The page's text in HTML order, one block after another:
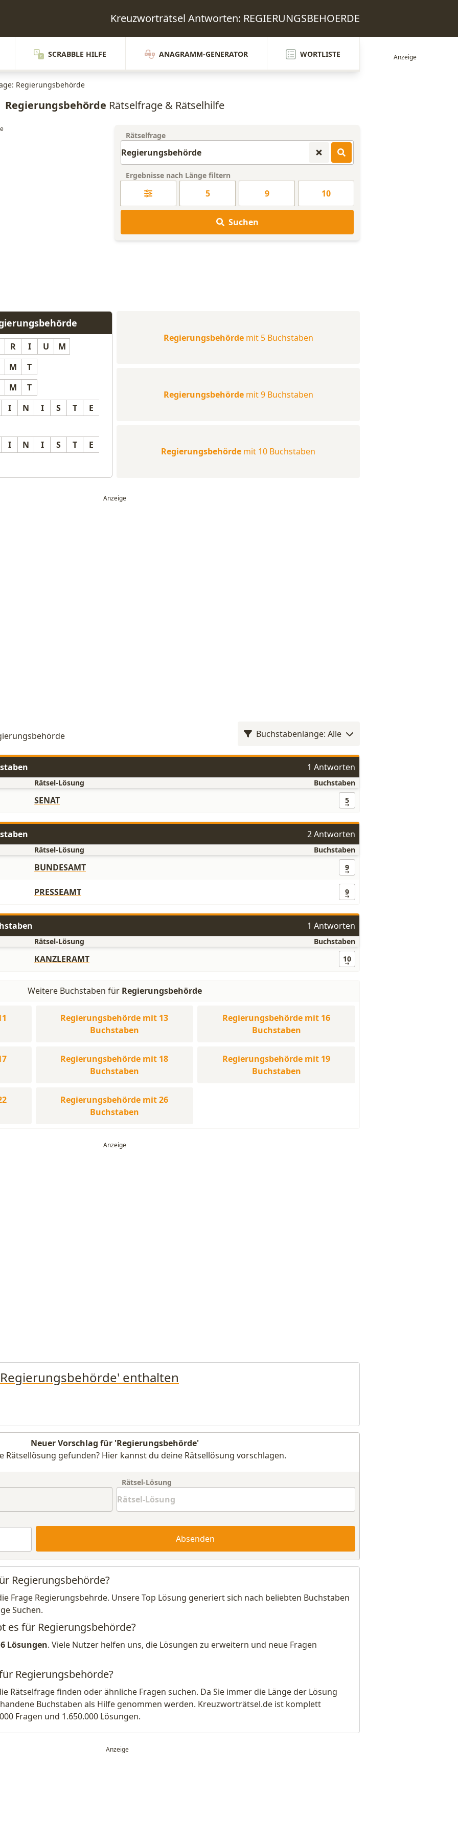
Kreuzworträtsel Antworten: REGIERUNGSBEHOERDE
SCRABBLE HILFE ANAGRAMM-GENERATOR WORTLISTE
Regierungsbehörde
Regierungsbehörde Rätselfrage & Rätselhilfe
Rätselfrage
Ergebnisse nach Länge filtern
5 9 10
Suchen
R I U M
M T
M T
I N I S T
E
I N I S T
E
Regierungsbehörde mit 5 Buchstaben
Regierungsbehörde mit 9 Buchstaben
Regierungsbehörde mit 10 Buchstaben
Buchstabenlänge: Alle
1 Antworten
Rätsel-Lösung Buchstaben
SENAT 5
2 Antworten
Rätsel-Lösung Buchstaben
BUNDESAMT 9
PRESSEAMT 9
1 Antworten
Rätsel-Lösung Buchstaben
KANZLERAMT 10
Weitere Buchstaben für Regierungsbehörde
Regierungsbehörde mit 13
Buchstaben
Regierungsbehörde mit 16
Buchstaben
Regierungsbehörde mit 18
Buchstaben
Regierungsbehörde mit 19
Buchstaben
Regierungsbehörde mit 26
Buchstaben
enthalten
Neuer Vorschlag für 'Regierungsbehörde'
Rätsellösung gefunden? Hier kannst du deine Rätsellösung vorschlagen.
Rätsel-Lösung
Absenden
Regierungsbehörde?
Frage Regierungsbehrde. Unsere Top Lösung generiert sich nach beliebten Buchstaben
Suchen.
es für Regierungsbehörde?
Lösungen. Viele Nutzer helfen uns, die Lösungen zu erweitern und neue Fragen
Regierungsbehörde?
Rätselfrage finden oder ähnliche Fragen suchen. Da Sie immer die Länge der Lösung
Buchstaben als Hilfe genommen werden. Kreuzworträtsel.de ist komplett
Fragen und 1.650.000 Lösungen.